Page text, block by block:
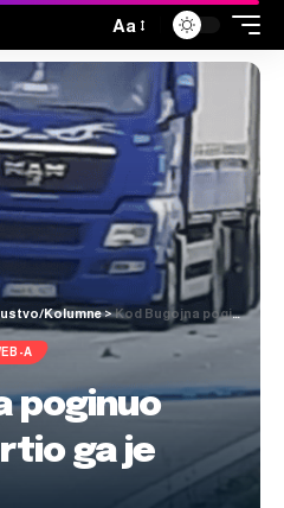
Aa
Kolumne>Kod Bugojna poginuo pješak, usmrtio ga je kamion
A
poginuo
ga je